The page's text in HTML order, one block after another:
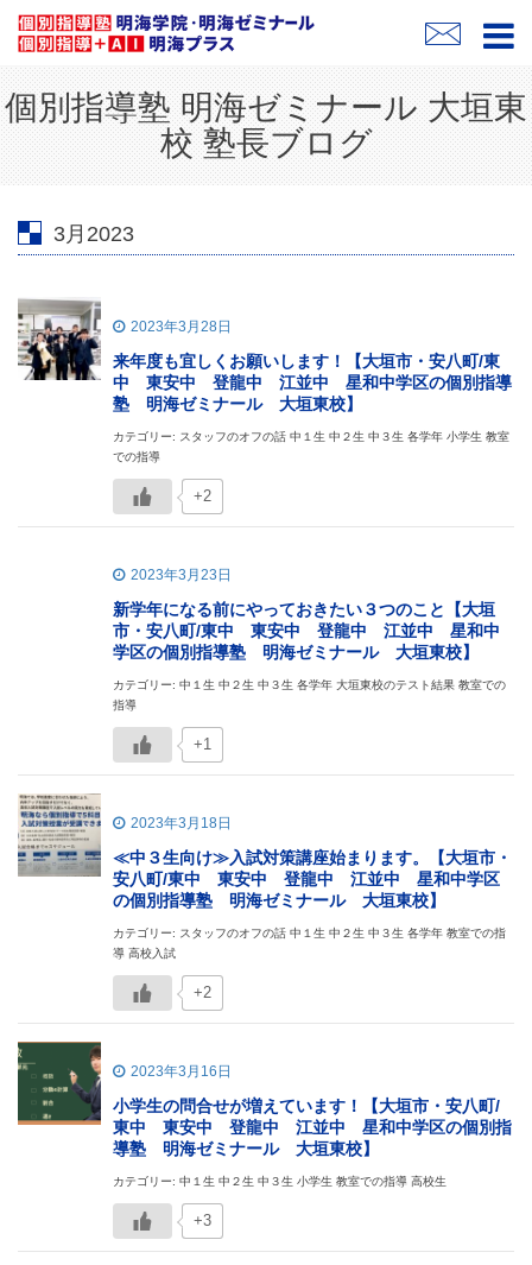
個別指導塾 明海ゼミナール 大垣東
校 塾長ブログ
3月2023
2023年3月28日
来年度も宜しくお願いします！【大垣市・安八町/東
中 東安中 登龍中 江並中 星和中学区の個別指導
塾 明海ゼミナール 大垣東校】
カテゴリー: スタッフのオフの話 中１生 中２生 中３生 各学年 小学生 教室
での指導
+2
2023年3月23日
新学年になる前にやっておきたい３つのこと【大垣
市・安八町/東中 東安中 登龍中 江並中 星和中
学区の個別指導塾 明海ゼミナール 大垣東校】
カテゴリー: 中１生 中２生 中３生 各学年 大垣東校のテスト結果 教室での
指導
+1
2023年3月18日
≪中３生向け≫入試対策講座始まります。【大垣市・
安八町/東中 東安中 登龍中 江並中 星和中学区
の個別指導塾 明海ゼミナール 大垣東校】
カテゴリー: スタッフのオフの話 中１生 中２生 中３生 各学年 教室での指
導 高校入試
+2
2023年3月16日
小学生の問合せが増えています！【大垣市・安八町/
東中 東安中 登龍中 江並中 星和中学区の個別指
導塾 明海ゼミナール 大垣東校】
カテゴリー: 中１生 中２生 中３生 小学生 教室での指導 高校生
+3